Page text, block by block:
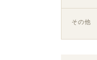
その他